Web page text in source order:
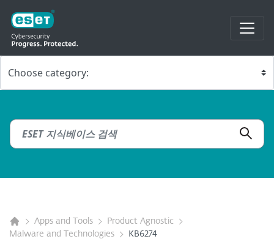
Apps and Tools
Product Agnostic
Malware and Technologies
KB6274